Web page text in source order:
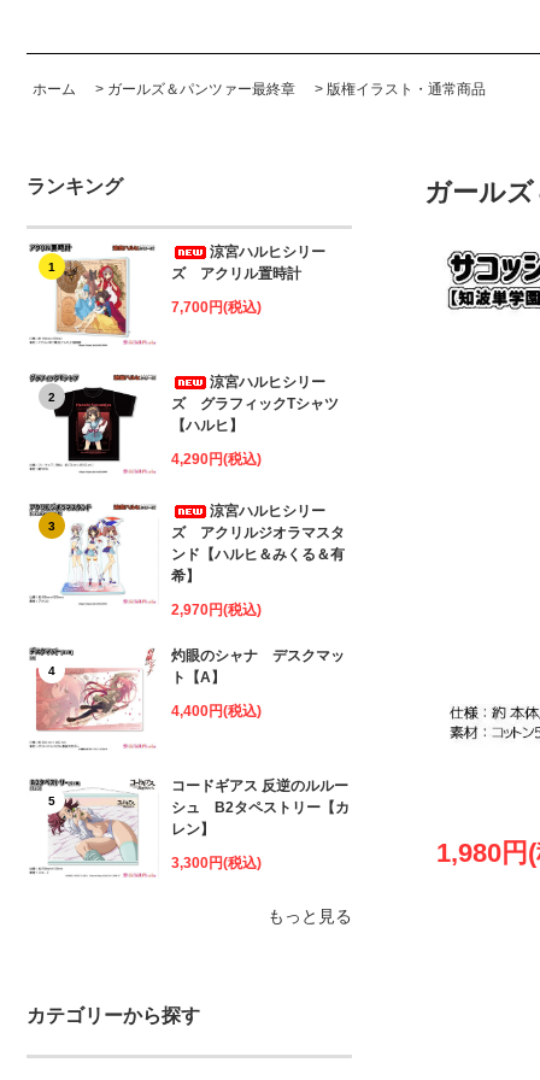
ホーム > ガールズ＆パンツァー最終章 > 版権イラスト・通常商品
ランキング
1
涼宮ハルヒシリー
ズ アクリル置時計
7,700円(税込)
2
涼宮ハルヒシリー
ズ グラフィックTシャツ
【ハルヒ】
4,290円(税込)
3
涼宮ハルヒシリー
ズ アクリルジオラマスタ
ンド【ハルヒ＆みくる＆有
希】
2,970円(税込)
4
灼眼のシャナ デスクマッ
ト【A】
4,400円(税込)
5
コードギアス 反逆のルルー
シュ B2タペストリー【カ
レン】
3,300円(税込)
もっと見る
カテゴリーから探す
ガール
1,980円